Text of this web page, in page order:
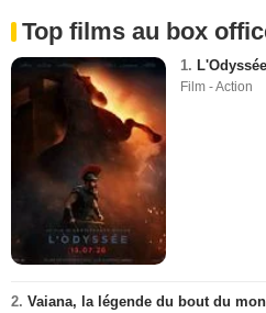
Top films au box
1. L'Odyssée
Film - Action
2. Vaiana, la légende du bout du